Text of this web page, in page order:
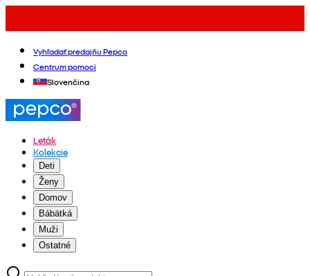
Vyhľadať predajňu Pepco
Centrum pomoci
Slovenčina
Leták
Kolekcie
Deti
Ženy
Domov
Bábätká
Muži
Ostatné